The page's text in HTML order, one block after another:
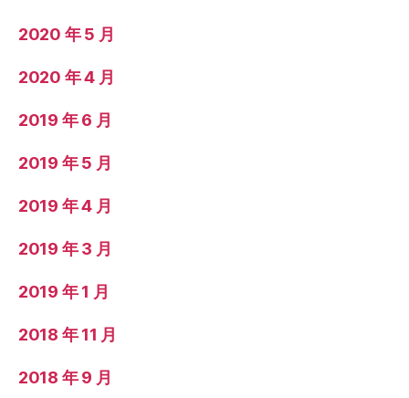
2020 年 5 月
2020 年 4 月
2019 年 6 月
2019 年 5 月
2019 年 4 月
2019 年 3 月
2019 年 1 月
2018 年 11 月
2018 年 9 月